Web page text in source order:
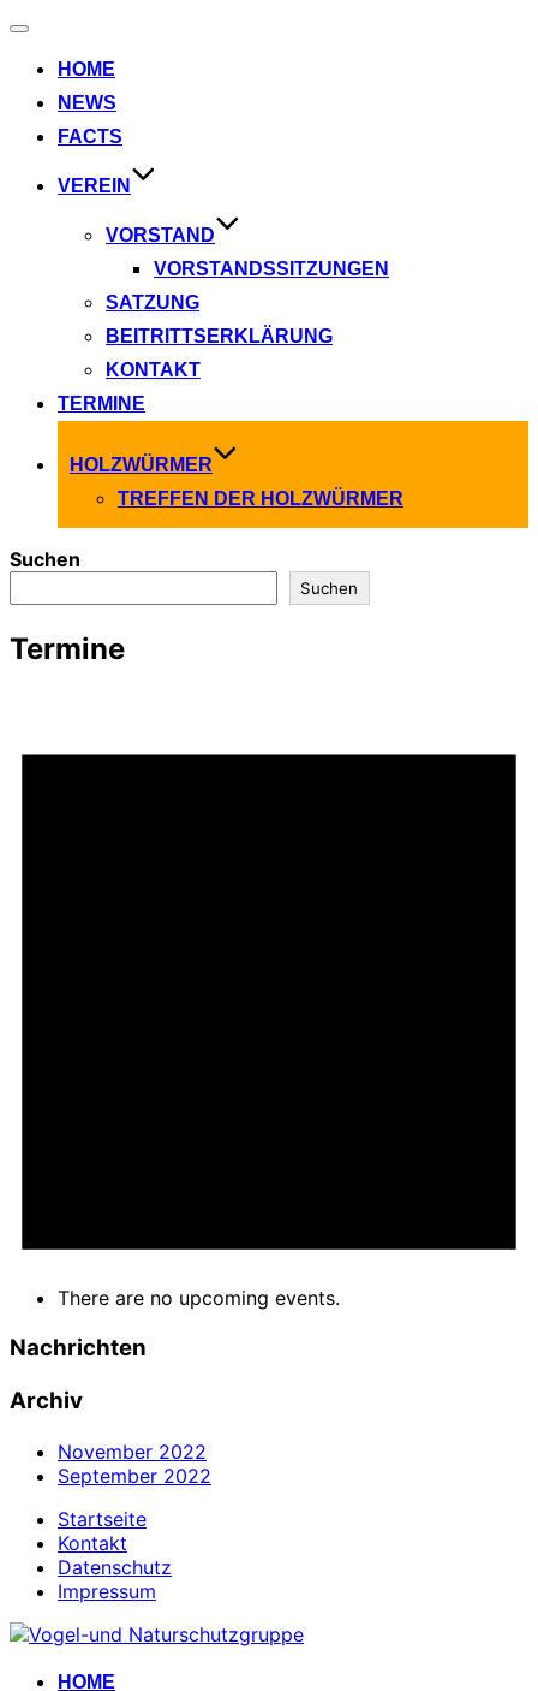
Navigation
HOME
NEWS
FACTS
VEREIN
VORSTAND
VORSTANDSSITZUNGEN
SATZUNG
BEITRITTSERKLÄRUNG
KONTAKT
TERMINE
HOLZWÜRMER
TREFFEN DER HOLZWÜRMER
Suchen
Suchen
Termine
There are no upcoming events.
Nachrichten
Archiv
November 2022
September 2022
Startseite
Kontakt
Datenschutz
Impressum
Zum
springenHOME